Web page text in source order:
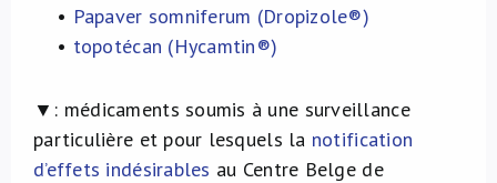
• Papaver somniferum (Dropizole®)
• topotécan (Hycamtin®)
▼: médicaments soumis à une surveillance
particulière et pour lesquels la notification
d’effets indésirables au Centre Belge de